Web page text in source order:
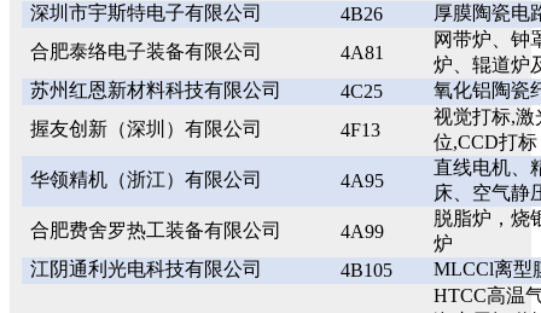
深圳市宇斯特电子有限公司
4B26
厚膜陶瓷电
合肥泰络电子装备有限公司
4A81
网带炉、钟
炉、辊道炉
苏州红恩新材料科技有限公司
4C25
氧化铝陶瓷
握友创新（深圳）有限公司
4F13
视觉打标,激
位,CCD打标
华领精机（浙江）有限公司
4A95
直线电机、
床、空气静
合肥费舍罗热工装备有限公司
4A99
脱脂炉，烧
炉
江阴通利光电科技有限公司
4B105 MLCCl离型
HTCC高温